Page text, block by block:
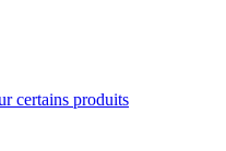
certains produits